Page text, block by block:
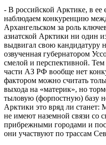
- В российской Арктике, в ее
наблюдаем конкуренцию
Архангельском за роль
азиатской Арктики ни один
выдвигал свою кандидатуру
озвученная губернатором
смелой и перспективной.
части АЗ РФ вообще нет
фактором можно считать
выхода на «материк», но
тыловую (форпостную) базу
Арктики это вряд ли станет:
не имеют наземной связи со
прибрежными городами и
они участвуют по трассам